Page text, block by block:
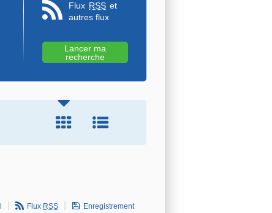
Flux RSS et
autres flux
Flux RSS
Enregistrement